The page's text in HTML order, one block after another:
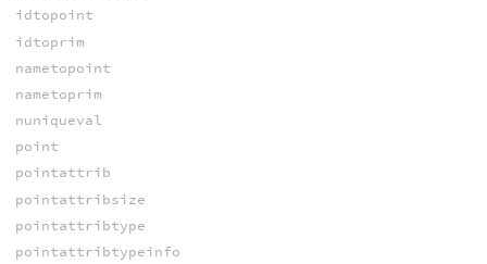
idtopoint
idtoprim
nametopoint
nametoprim
nuniqueval
point
pointattrib
pointattribsize
pointattribtype
pointattribtypeinfo